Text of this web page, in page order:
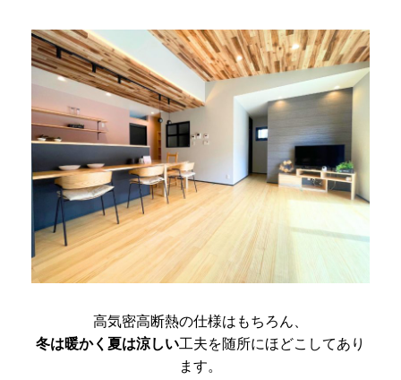
高気密高断熱の仕様はもちろん、
冬は暖かく夏は涼しい工夫を随所にほどこしてあり
ます。